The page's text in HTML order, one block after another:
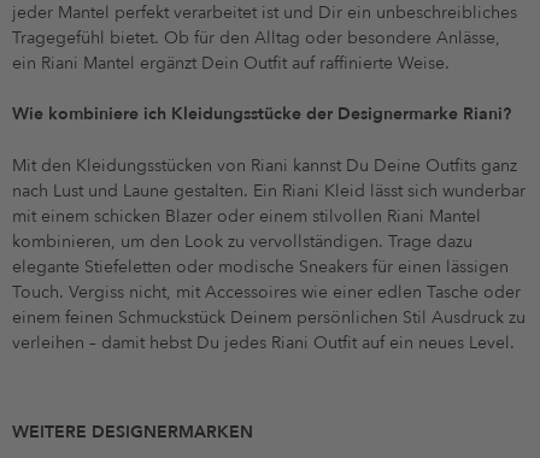
jeder Mantel perfekt verarbeitet ist und Dir ein unbeschreibliches
Tragegefühl bietet. Ob für den Alltag oder besondere Anlässe,
ein Riani Mantel ergänzt Dein Outfit auf raffinierte Weise.
Wie kombiniere ich Kleidungsstücke der Designermarke Riani?
Mit den Kleidungsstücken von Riani kannst Du Deine Outfits ganz
nach Lust und Laune gestalten. Ein Riani Kleid lässt sich wunderbar
mit einem schicken Blazer oder einem stilvollen Riani Mantel
kombinieren, um den Look zu vervollständigen. Trage dazu
elegante Stiefeletten oder modische Sneakers für einen lässigen
Touch. Vergiss nicht, mit Accessoires wie einer edlen Tasche oder
einem feinen Schmuckstück Deinem persönlichen Stil Ausdruck zu
verleihen – damit hebst Du jedes Riani Outfit auf ein neues Level.
WEITERE DESIGNERMARKEN